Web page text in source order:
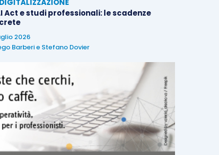
Act e studi professionali: le scadenze
2026
Barberie Stefano Dovier